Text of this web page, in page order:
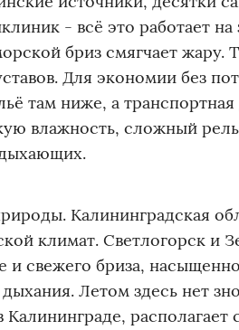
- всё это работает на
бриз смягчает жару.
Для экономии без
там ниже, а транспортная
влажность, сложный
Калининградская
климат. Светлогорск и
свежего бриза,
Летом здесь нет